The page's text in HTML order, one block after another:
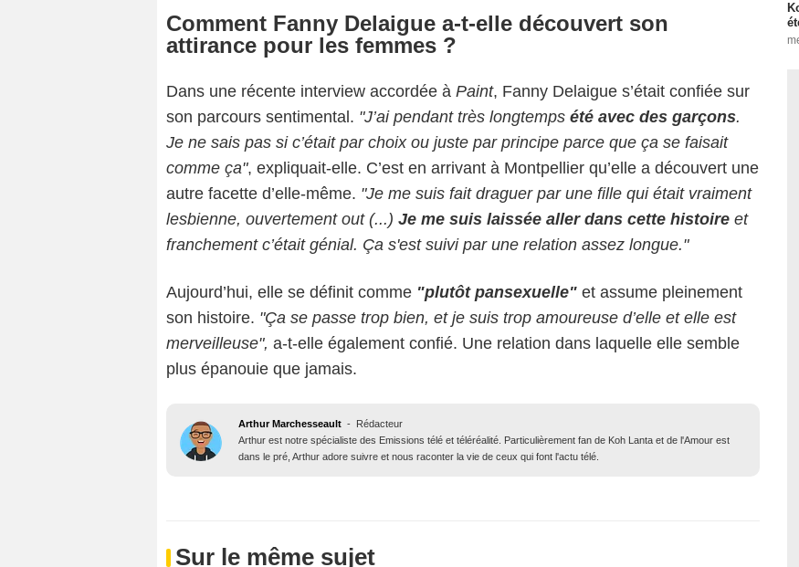
Comment Fanny Delaigue a-t-elle découvert son
attirance pour les femmes ?
Dans une récente interview accordée à Paint, Fanny Delaigue s’était confiée sur
son parcours sentimental. "J’ai pendant très longtemps été avec des garçons.
Je ne sais pas si c’était par choix ou juste par principe parce que ça se faisait
comme ça", expliquait-elle. C’est en arrivant à Montpellier qu’elle a découvert une
autre facette d’elle-même. "Je me suis fait draguer par une fille qui était vraiment
lesbienne, ouvertement out (...) Je me suis laissée aller dans cette histoire et
franchement c’était génial. Ça s'est suivi par une relation assez longue."
Aujourd’hui, elle se définit comme "plutôt pansexuelle" et assume pleinement
son histoire. "Ça se passe trop bien, et je suis trop amoureuse d’elle et elle est
merveilleuse", a-t-elle également confié. Une relation dans laquelle elle semble
plus épanouie que jamais.
Arthur Marchesseault - Rédacteur
Arthur est notre spécialiste des Emissions télé et téléréalité. Particulièrement fan de Koh Lanta et de l'Amour est
dans le pré, Arthur adore suivre et nous raconter la vie de ceux qui font l'actu télé.
Sur le même sujet